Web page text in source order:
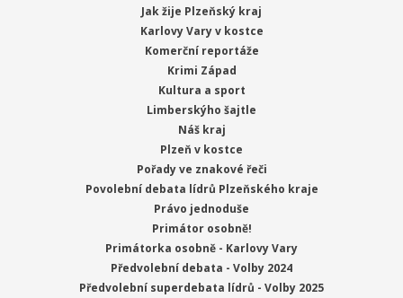
Jak žije Plzeňský kraj
Karlovy Vary v kostce
Komerční reportáže
Krimi Západ
Kultura a sport
Limberskýho šajtle
Náš kraj
Plzeň v kostce
Pořady ve znakové řeči
Povolební debata lídrů Plzeňského kraje
Právo jednoduše
Primátor osobně!
Primátorka osobně - Karlovy Vary
Předvolební debata - Volby 2024
Předvolební superdebata lídrů - Volby 2025